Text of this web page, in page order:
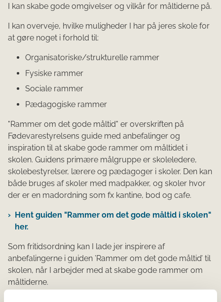
I kan skabe gode omgivelser og vilkår for måltiderne på.
I kan overveje, hvilke muligheder I har på jeres skole for
at gøre noget i forhold til:
Organisatoriske/strukturelle rammer
Fysiske rammer
Sociale rammer
Pædagogiske rammer
"Rammer om det gode måltid" er overskriften på
Fødevarestyrelsens guide med anbefalinger og
inspiration til at skabe gode rammer om måltidet i
skolen. Guidens primære målgruppe er skoleledere,
skolebestyrelser, lærere og pædagoger i skoler. Den kan
både bruges af skoler med madpakker, og skoler hvor
der er en madordning som fx kantine, bod og cafe.
Hent guiden "Rammer om det gode måltid i skolen"
her.
Som fritidsordning kan I lade jer inspirere af
anbefalingerne i guiden ’Rammer om det gode måltid’ til
skolen, når I arbejder med at skabe gode rammer om
måltiderne.